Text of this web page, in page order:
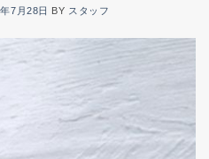
7月28日 BY スタッフ